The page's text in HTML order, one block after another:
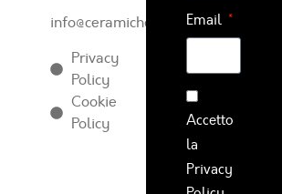
info@ceramichearcadia.com
Privacy
Policy
Cookie
Policy
Email
Accetto
la
Privacy